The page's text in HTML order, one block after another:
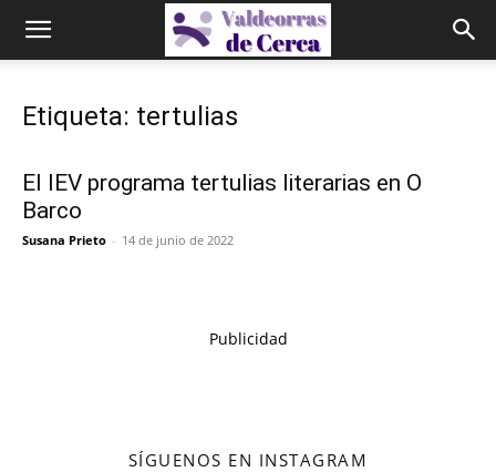
Etiqueta: tertulias
El IEV programa tertulias literarias en O
Barco
Susana Prieto - 14 de junio de 2022
Publicidad
SÍGUENOS EN INSTAGRAM